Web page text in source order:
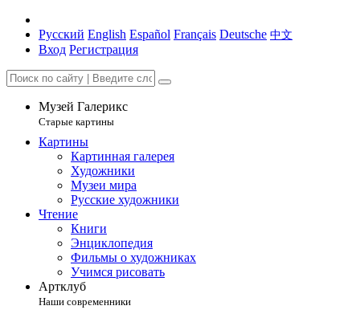
Русский English Español Français Deutsche 中文
Вход Регистрация
Музей Галерикс
Старые картины
Картины
Картинная галерея
Художники
Музеи мира
Русские художники
Чтение
Книги
Энциклопедия
Фильмы о художниках
Учимся рисовать
Артклуб
Наши современники